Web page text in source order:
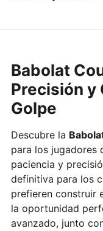
Babolat
Precisión y
Golpe
Descubre la
para los jugadores
paciencia y
definitiva para los
prefieren construir
la oportunidad
avanzado, junto